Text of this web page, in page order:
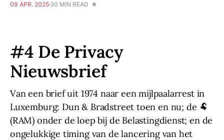
09 APR. 2025 30 MIN READ
#4 De Privacy
Nieuwsbrief
Van een brief uit 1974 naar een mijlpaalarrest in
Luxemburg: Dun & Bradstreet toen en nu; de 🐏
(RAM) onder de loep bij de Belastingdienst; en de
ongelukkige timing van de lancering van het